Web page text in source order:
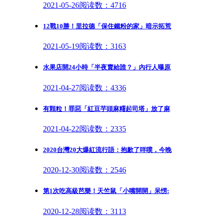
2021-05-26阅读数：4716
12戰10勝！里拉德「保住鐵粉的家」暗示拓荒
2021-05-19阅读数：3163
水果店開24小時「半夜賣給誰？」內行人曝原
2021-04-27阅读数：4336
有顆粒！罪惡「紅豆芋頭麻糬起司塔」放了麻
2021-04-22阅读数：2335
2020台灣20大爆紅流行語：抱歉了咩噗，今晚
2020-12-30阅读数：2546
第1次吃高級芭樂！天竺鼠「小嘴開開」呆愣:
2020-12-28阅读数：3113